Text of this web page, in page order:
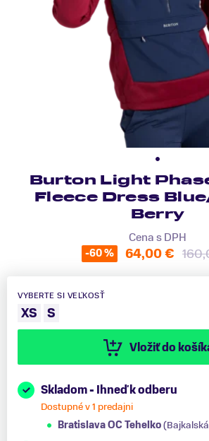
Burton Light
Fleece Dress
Berry
Cena s DPH
-60 % 64,00 €
VYBERTE SI VEĽKOSŤ
XS S
Vložiť do
Skladom - Ihneď k odberu
Dostupné v 1 predajni
Bratislava OC Tehelko